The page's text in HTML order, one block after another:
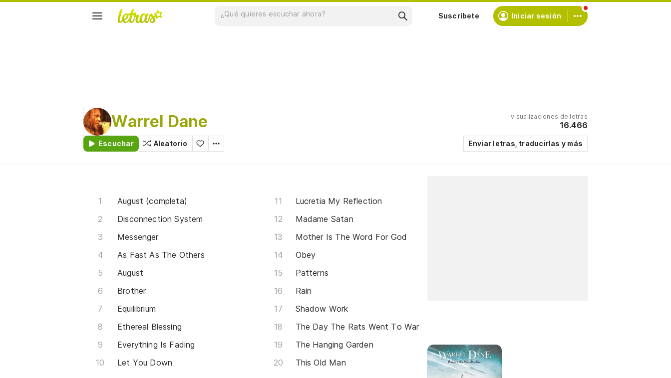
Suscríbete Iniciar sesión
Warrel Dane
Escuchar Aleatorio
visualizaciones de letras
16.466
Enviar letras, traducirlas y más
August (completa)
Disconnection System
Messenger
As Fast As The Others
August
Brother
Equilibrium
Ethereal Blessing
Everything Is Fading
Let You Down
Lucretia My Reflection
Madame Satan
Mother Is The Word For God
Obey
Patterns
Rain
Shadow Work
The Day The Rats Went To War
The Hanging Garden
This Old Man